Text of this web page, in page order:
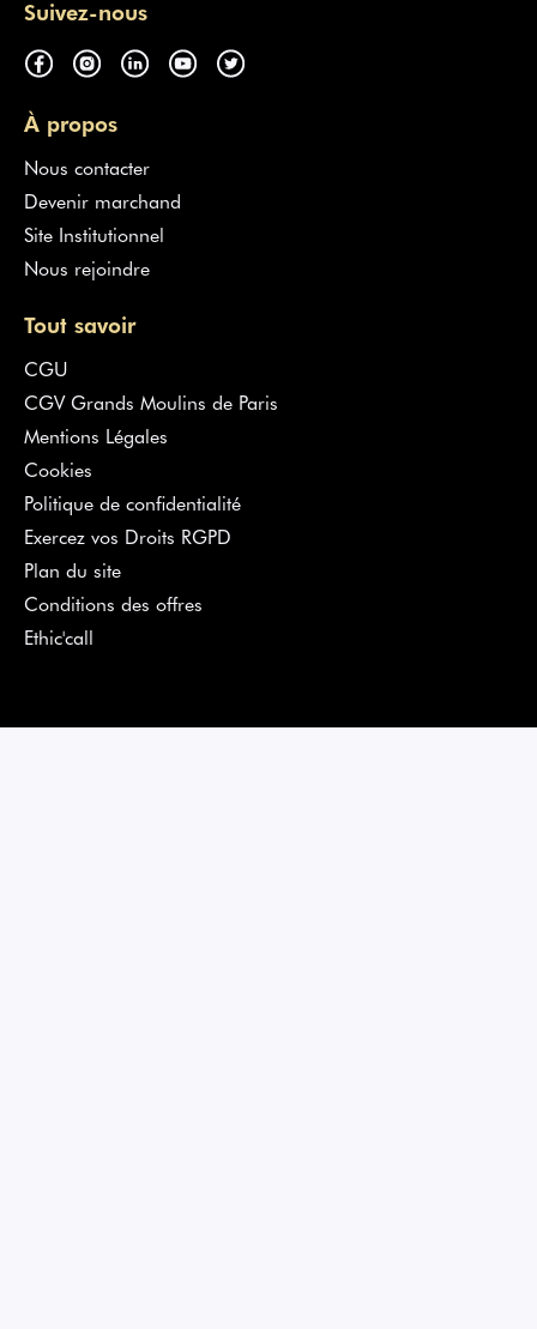
Suivez-nous
À propos
Nous contacter
Devenir marchand
Site Institutionnel
Nous rejoindre
Tout savoir
CGU
CGV Grands Moulins de Paris
Mentions Légales
Cookies
Politique de confidentialité
Exercez vos Droits RGPD
Plan du site
Conditions des offres
Ethic'call